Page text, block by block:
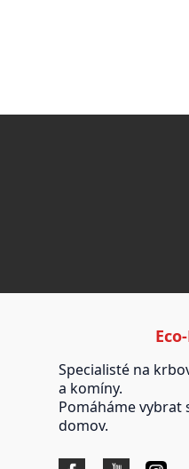
Specialisté na
a komíny.
Pomáháme vybrat
domov.